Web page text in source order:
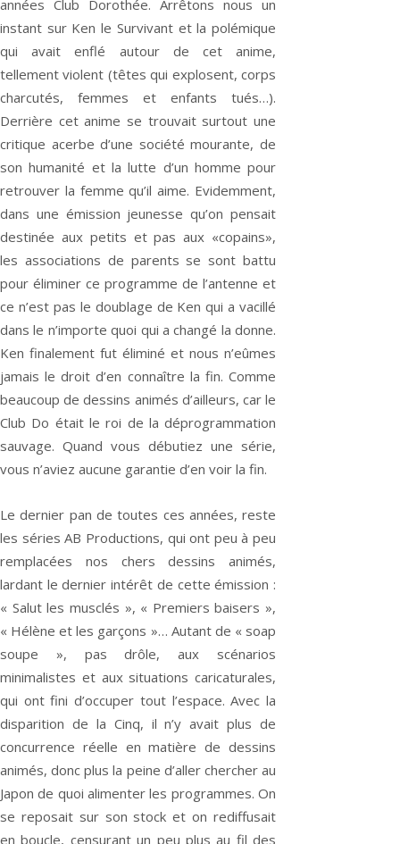
années Club Dorothée. Arrêtons nous un
instant sur Ken le Survivant et la polémique
qui avait enflé autour de cet anime,
tellement violent (têtes qui explosent, corps
charcutés, femmes et enfants tués…).
Derrière cet anime se trouvait surtout une
critique acerbe d’une société mourante, de
son humanité et la lutte d’un homme pour
retrouver la femme qu’il aime. Evidemment,
dans une émission jeunesse qu’on pensait
destinée aux petits et pas aux «copains»,
les associations de parents se sont battu
pour éliminer ce programme de l’antenne et
ce n’est pas le doublage de Ken qui a vacillé
dans le n’importe quoi qui a changé la donne.
Ken finalement fut éliminé et nous n’eûmes
jamais le droit d’en connaître la fin. Comme
beaucoup de dessins animés d’ailleurs, car le
Club Do était le roi de la déprogrammation
sauvage. Quand vous débutiez une série,
vous n’aviez aucune garantie d’en voir la fin.
Le dernier pan de toutes ces années, reste
les séries AB Productions, qui ont peu à peu
remplacées nos chers dessins animés,
lardant le dernier intérêt de cette émission :
« Salut les musclés », « Premiers baisers »,
« Hélène et les garçons »… Autant de « soap
soupe », pas drôle, aux scénarios
minimalistes et aux situations caricaturales,
qui ont fini d’occuper tout l’espace. Avec la
disparition de la Cinq, il n’y avait plus de
concurrence réelle en matière de dessins
animés, donc plus la peine d’aller chercher au
Japon de quoi alimenter les programmes. On
se reposait sur son stock et on rediffusait
en boucle, censurant un peu plus au fil des